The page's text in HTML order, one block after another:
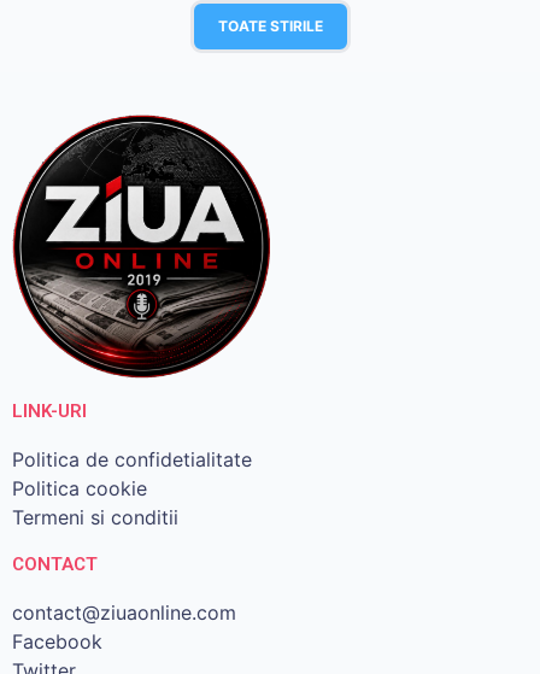
TOATE STIRILE
LINK-URI
Politica de confidetialitate
Politica cookie
Termeni si conditii
CONTACT
contact@ziuaonline.com
Facebook